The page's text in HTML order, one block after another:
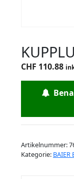
CHF 110.88
Artikelnummer:
Kategorie: BAIER